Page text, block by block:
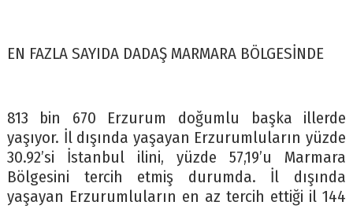
EN FAZLA SAYIDA DADAŞ MARMARA BÖLGESİNDE
813 bin 670 Erzurum doğumlu başka illerde
yaşıyor. İl dışında yaşayan Erzurumluların yüzde
30.92’si İstanbul ilini, yüzde 57,19’u Marmara
Bölgesini tercih etmiş durumda. İl dışında
yaşayan Erzurumluların en az tercih ettiği il 144